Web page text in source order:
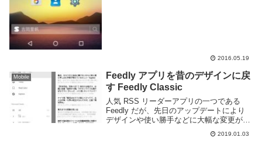
2016.05.19
Mobile
Feedly アプリを昔のデザインに戻
す Feedly Classic
人気 RSS リーダーアプリの一つである
Feedly だが、先日のアップデートにより
デザインや使い勝手などに大幅な変更があ
った。アップデートによりスクロールの挙
動がまともになり非常に使いやすくなった
2019.01.03